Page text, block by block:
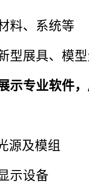
料、系统等
型展具、模
示专业软件
源及模组
示设备